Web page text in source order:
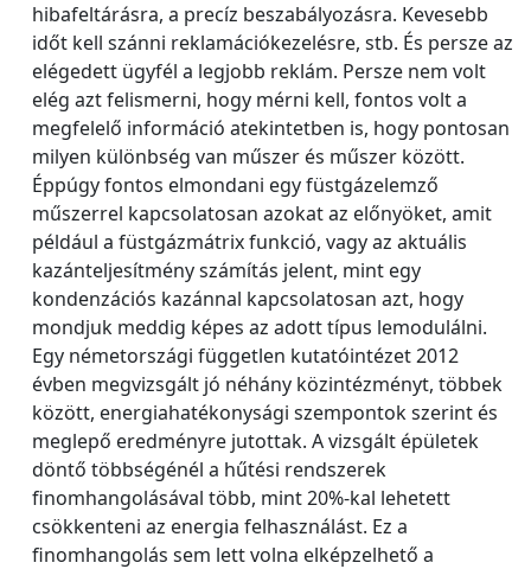
hibafeltárásra, a precíz beszabályozásra. Kevesebb
időt kell szánni reklamációkezelésre, stb. És persze az
elégedett ügyfél a legjobb reklám. Persze nem volt
elég azt felismerni, hogy mérni kell, fontos volt a
megfelelő információ atekintetben is, hogy pontosan
milyen különbség van műszer és műszer között.
Éppúgy fontos elmondani egy füstgázelemző
műszerrel kapcsolatosan azokat az előnyöket, amit
például a füstgázmátrix funkció, vagy az aktuális
kazánteljesítmény számítás jelent, mint egy
kondenzációs kazánnal kapcsolatosan azt, hogy
mondjuk meddig képes az adott típus lemodulálni.
Egy németországi független kutatóintézet 2012
évben megvizsgált jó néhány közintézményt, többek
között, energiahatékonysági szempontok szerint és
meglepő eredményre jutottak. A vizsgált épületek
döntő többségénél a hűtési rendszerek
finomhangolásával több, mint 20%-kal lehetett
csökkenteni az energia felhasználást. Ez a
finomhangolás sem lett volna elképzelhető a